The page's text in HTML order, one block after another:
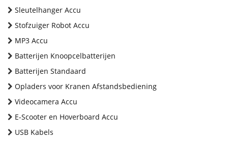
Sleutelhanger Accu
Stofzuiger Robot Accu
MP3 Accu
Batterijen Knoopcelbatterijen
Batterijen Standaard
Opladers voor Kranen Afstandsbediening
Videocamera Accu
E-Scooter en Hoverboard Accu
USB Kabels